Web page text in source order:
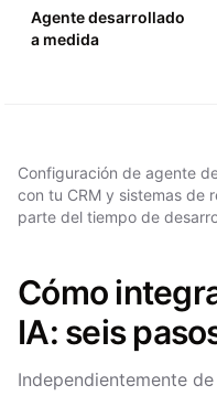
Agente desarrollado
a medida
Configuración de agente
con tu CRM y sistemas de
parte del tiempo de
Cómo
IA: seis
Independientemente